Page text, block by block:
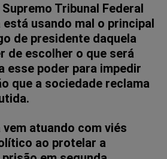
Tribunal Federal
está usando mal o principal
de presidente daquela
de escolher o que será
esse poder para impedir
que a sociedade reclama
vem atuando com viés
ao protelar a